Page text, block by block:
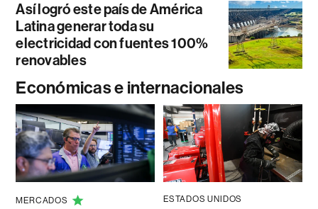
Así logró este país de América
Latina generar toda su
electricidad con fuentes 100%
renovables
Económicas e internacionales
MERCADOS ESTADOS UNIDOS